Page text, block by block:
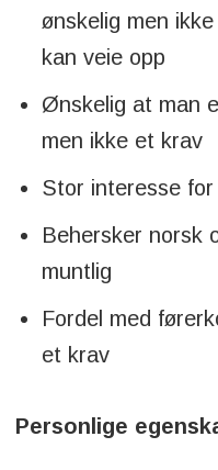
ønskelig men
kan veie opp
Ønskelig at man
men ikke et krav
Stor interesse
Behersker norsk
muntlig
Fordel med
et krav
Personlige